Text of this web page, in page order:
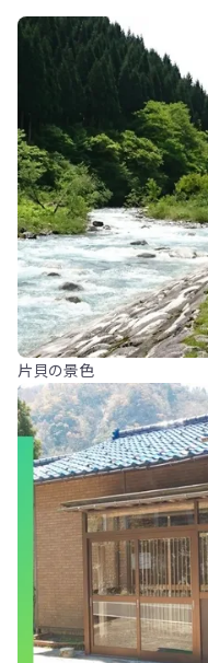
片貝の景色